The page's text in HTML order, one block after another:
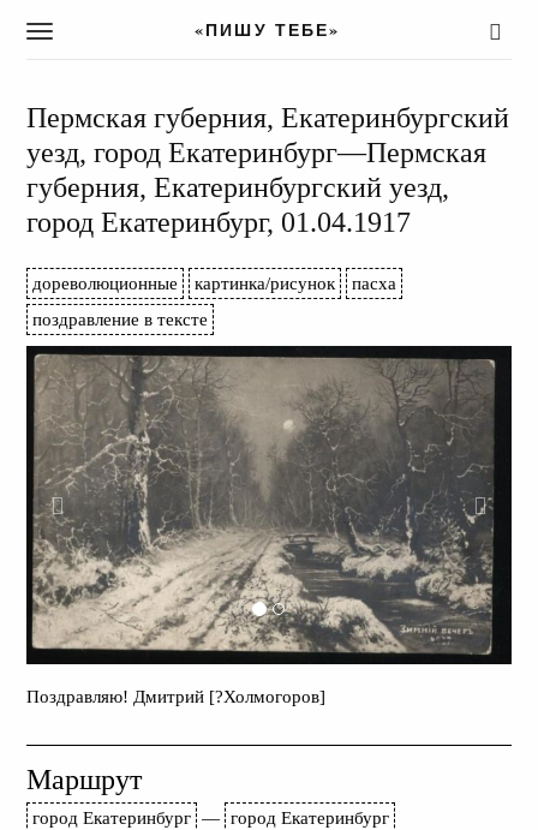
T
g
l
e
n
a
v
g
a
t
i
o
n
«ПИШУ ТЕБЕ»
Пермская губерния, Екатеринбургский
уезд, город Екатеринбург—Пермская
губерния, Екатеринбургский уезд,
город Екатеринбург, 01.04.1917
дореволюционные картинка/рисунок
пасха
поздравление в тексте
Поздравляю! Дмитрий [?Холмогоров]
Маршрут
город Екатеринбург — город Екатеринбург